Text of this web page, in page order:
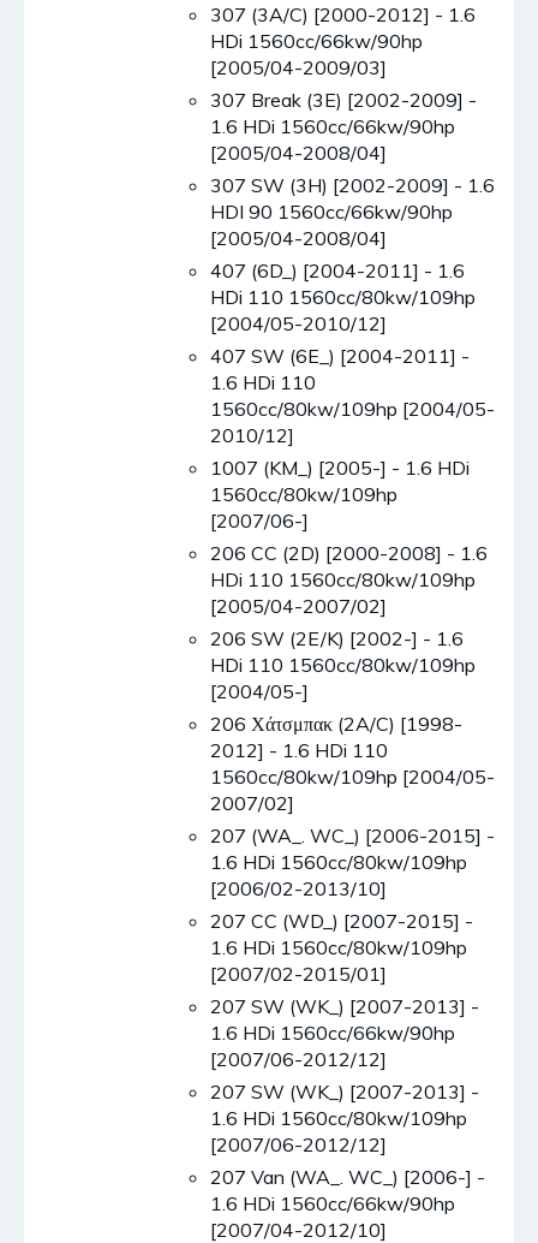
307 (3A/C) [2000-2012] - 1.6
HDi 1560cc/66kw/90hp
[2005/04-2009/03]
307 Break (3E) [2002-2009] -
1.6 HDi 1560cc/66kw/90hp
[2005/04-2008/04]
307 SW (3H) [2002-2009] - 1.6
HDI 90 1560cc/66kw/90hp
[2005/04-2008/04]
407 (6D_) [2004-2011] - 1.6
HDi 110 1560cc/80kw/109hp
[2004/05-2010/12]
407 SW (6E_) [2004-2011] -
1.6 HDi 110
1560cc/80kw/109hp [2004/05-
2010/12]
1007 (KM_) [2005-] - 1.6 HDi
1560cc/80kw/109hp
[2007/06-]
206 CC (2D) [2000-2008] - 1.6
HDi 110 1560cc/80kw/109hp
[2005/04-2007/02]
206 SW (2E/K) [2002-] - 1.6
HDi 110 1560cc/80kw/109hp
[2004/05-]
206 Χάτσμπακ (2A/C) [1998-
2012] - 1.6 HDi 110
1560cc/80kw/109hp [2004/05-
2007/02]
207 (WA_. WC_) [2006-2015] -
1.6 HDi 1560cc/80kw/109hp
[2006/02-2013/10]
207 CC (WD_) [2007-2015] -
1.6 HDi 1560cc/80kw/109hp
[2007/02-2015/01]
207 SW (WK_) [2007-2013] -
1.6 HDi 1560cc/66kw/90hp
[2007/06-2012/12]
207 SW (WK_) [2007-2013] -
1.6 HDi 1560cc/80kw/109hp
[2007/06-2012/12]
207 Van (WA_. WC_) [2006-] -
1.6 HDi 1560cc/66kw/90hp
[2007/04-2012/10]